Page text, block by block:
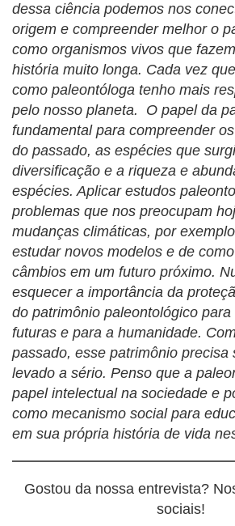
dessa ciência podemos nos
origem e compreender melhor o
como organismos vivos que
história muito longa. Cada vez
como paleontóloga tenho mais
pelo nosso planeta. O papel da
fundamental para compreender
do passado, as espécies que
diversificação e a riqueza e
espécies. Aplicar estudos
problemas que nos preocupam
mudanças climáticas, por
estudar novos modelos e de
câmbios em um futuro próximo.
esquecer a importância da
do patrimônio paleontológico
futuras e para a humanidade.
passado, esse patrimônio precisa
levado a sério. Penso que a
papel intelectual na sociedade e
como mecanismo social para
em sua própria história de vida
Gostou da nossa entrevista?
sociais!